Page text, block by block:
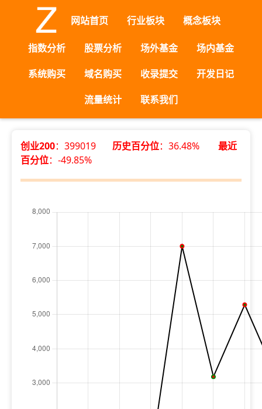
网站首页 行业板块 概念板块
指数分析 股票分析 场外基金
场内基金
系统购买
域名购买 收录提交
开发日记
流量统计
联系我们
创业200：399019 历史百分位：36.48% 最近
百分位：-49.85%